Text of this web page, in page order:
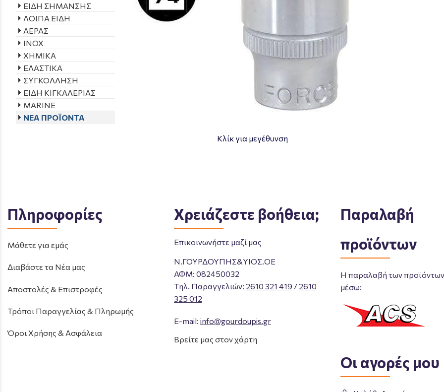
ΕΙΔΗ ΣΗΜΑΝΣΗΣ
ΛΟΙΠΑ ΕΙΔΗ
ΑΕΡΑΣ
INOX
ΧΗΜΙΚΑ
ΕΛΑΣΤΙΚΑ
ΣΥΓΚΟΛΛΗΣΗ
ΕΙΔΗ ΚΙΓΚΑΛΕΡΙΑΣ
MARINE
ΝΕΑ ΠΡΟΪΟΝΤΑ
Κλίκ για μεγέθυνση
Πληροφορίες
Μάθετε για εμάς
Διαβάστε τα Νέα μας
Αποστολές & Επιστροφές
Τρόποι Παραγγελίας & Πληρωμής
Όροι Χρήσης & Ασφάλεια
Χρειάζεστε βοήθεια;
Επικοινωνήστε μαζί μας
Ν.ΓΟΥΡΔΟΥΠΗΣ&ΥΙΟΣ.ΟΕ
ΑΦΜ: 082450032
Tηλ. Παραγγελιών: 2610 321 419 / 2610
325 012
E-mail: info@gourdoupis.gr
Βρείτε μας στον χάρτη
Παραλαβή
προϊόντων
Η παραλαβή των προϊόντων
μέσω:
Οι αγορές μου